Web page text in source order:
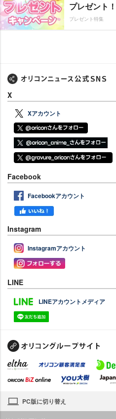
プレゼント！
プレゼント特集
X
Xアカウント
Facebook
Facebookアカウント
Instagram
Instagramアカウント
LINE
LINEアカウントメディア
PC版に切り替え